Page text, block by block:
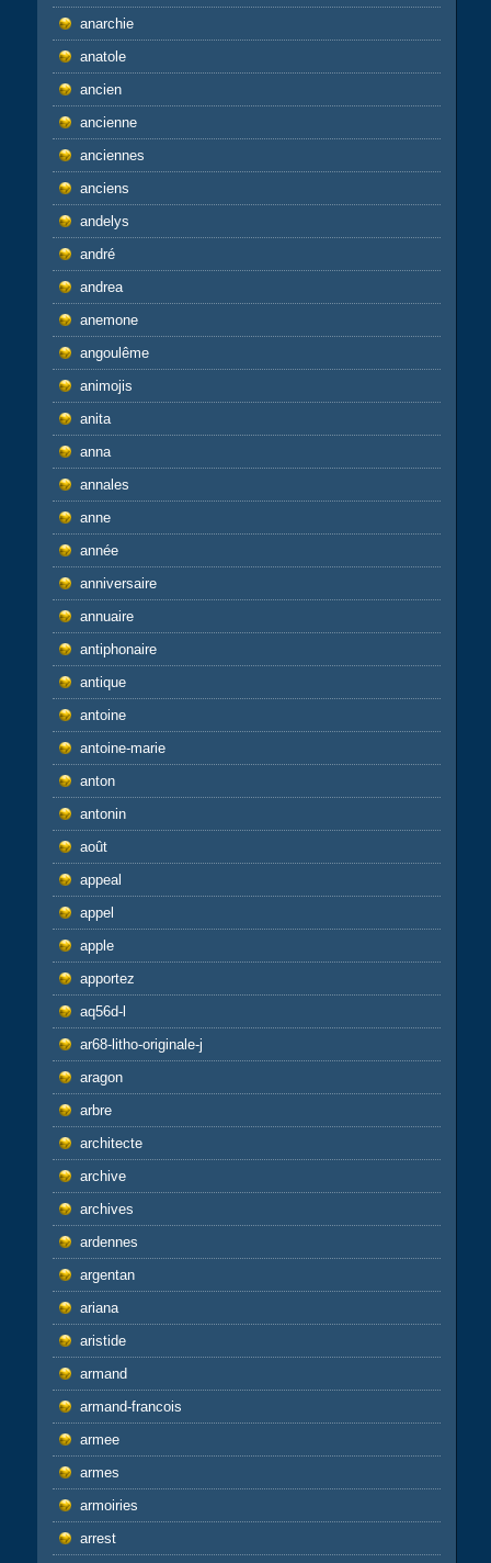
anarchie
anatole
ancien
ancienne
anciennes
anciens
andelys
andré
andrea
anemone
angoulême
animojis
anita
anna
annales
anne
année
anniversaire
annuaire
antiphonaire
antique
antoine
antoine-marie
anton
antonin
août
appeal
appel
apple
apportez
aq56d-l
ar68-litho-originale-j
aragon
arbre
architecte
archive
archives
ardennes
argentan
ariana
aristide
armand
armand-francois
armee
armes
armoiries
arrest